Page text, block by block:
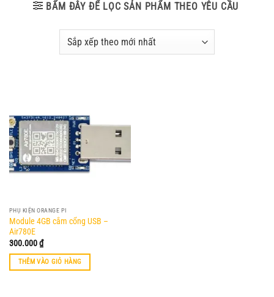
BẤM ĐÂY ĐỂ LỌC SẢN PHẨM THEO YÊU CẦU
PHỤ KIỆN ORANGE PI
Module 4GB cắm cổng USB –
Air780E
300.000₫
THÊM VÀO GIỎ HÀNG